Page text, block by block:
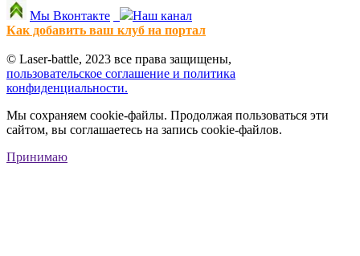
Мы Вконтакте
Наш канал
Как добавить ваш клуб на портал
© Laser-battle, 2023 все права защищены,
пользовательское соглашение и политика
конфиденциальности.
Мы сохраняем cookie-файлы. Продолжая пользоваться эти
сайтом, вы соглашаетесь на запись cookie-файлов.
Принимаю